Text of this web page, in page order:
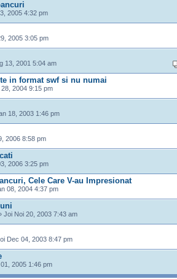
2005 4:32 pm
2005 3:05 pm
13, 2001 5:04 am
in format swf si nu numai
2004 9:15 pm
18, 2003 1:46 pm
2006 8:58 pm
2006 3:25 pm
Cele Care V-au Impresionat
08, 2004 4:37 pm
Joi Noi 20, 2003 7:43 am
Dec 04, 2003 8:47 pm
2005 1:46 pm